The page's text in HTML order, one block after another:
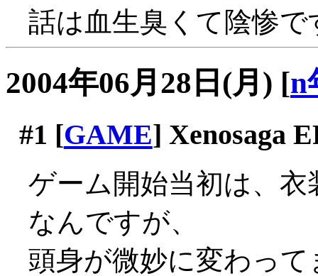
話は血生臭くて陰惨で
2004年06月28日(月) [n
#1 [GAME] Xenosaga
ゲーム開始当初は、
なんですが、
頭身が微妙に変わって